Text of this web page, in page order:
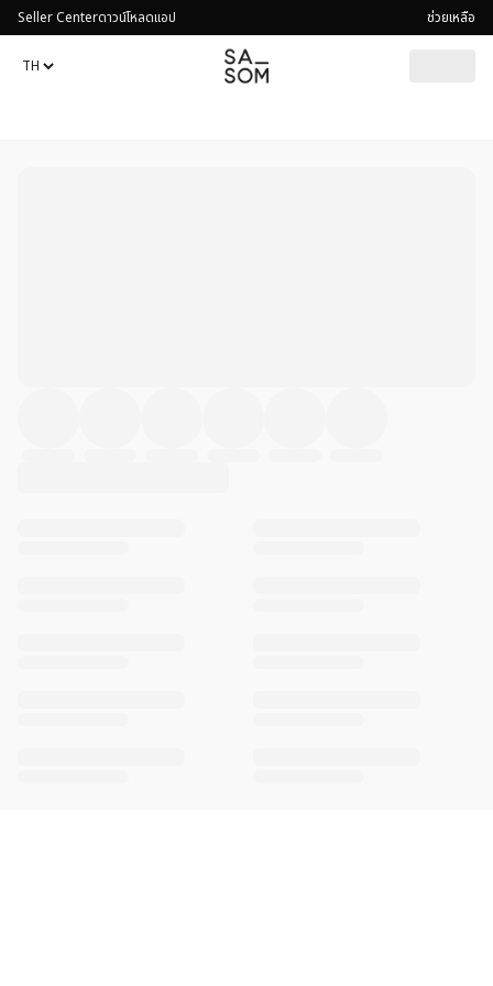
Seller Centerดาวน์โหลดแอป ช่วยเหลือ